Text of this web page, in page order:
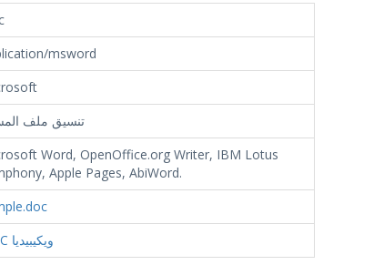
msword
تنسيق ملف
Word, OpenOffice.org Writer, IBM Lotus
Apple Pages, AbiWord.
DOC ويكيبيديا